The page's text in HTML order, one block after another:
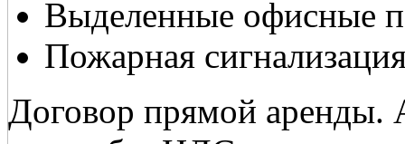
Выделенные офисные
Пожарная
Договор прямой аренды.